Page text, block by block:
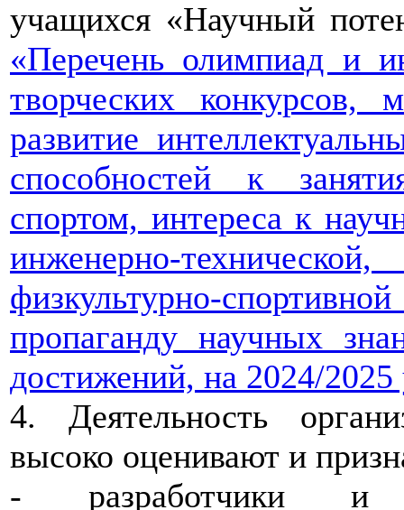
учащихся «Научный
«Перечень олимпиад и
творческих конкурсов,
развитие
способностей к
спортом, интереса к
инженерно-технической,
физкультурно-
пропаганду научных
достижений, на 2024/
4. Деятельность
высоко оценивают и
- разработчики и